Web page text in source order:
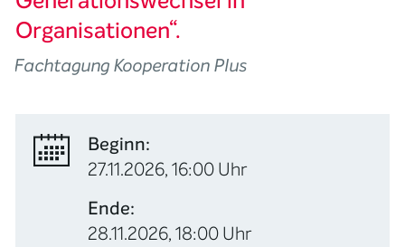
Organisationen“.
Fachtagung Kooperation Plus
Beginn:
27.11.2026, 16:00 Uhr
Ende:
28.11.2026, 18:00 Uhr